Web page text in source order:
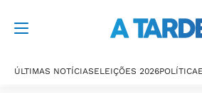
ÚLTIMAS NOTÍCIASELEIÇÕES 2026POLÍTICA